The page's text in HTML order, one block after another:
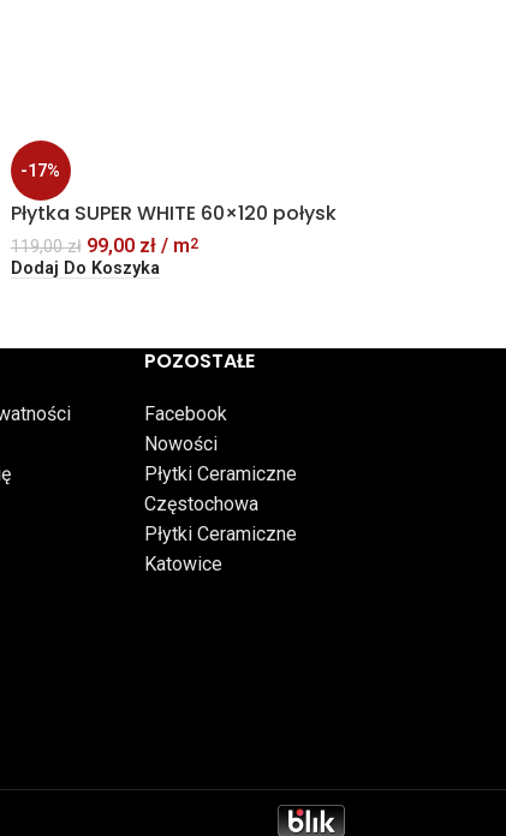
-17%
Płytka SUPER WHITE 60×120 połysk
119,00zł 99,00 zł / m2
Dodaj Do Koszyka
POZOSTAŁE
Facebook
Nowości
Płytki Ceramiczne
Częstochowa
Płytki Ceramiczne
Katowice